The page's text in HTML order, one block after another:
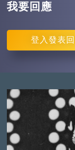
我要回應
登入 發表